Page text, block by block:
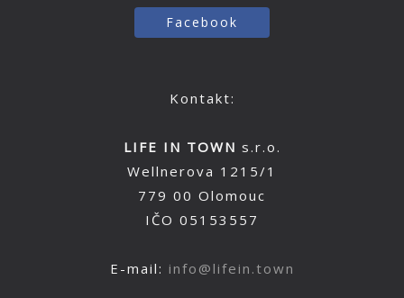
Facebook
Kontakt:
LIFE IN TOWN s.r.o.
Wellnerova 1215/1
779 00 Olomouc
IČO 05153557
E-mail: info@lifein.town